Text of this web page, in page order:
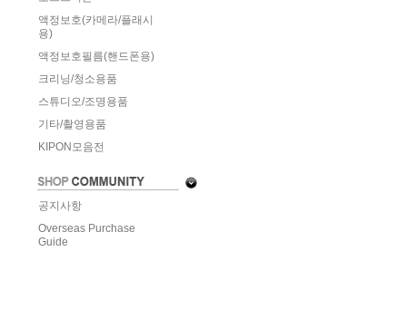
액정보호(카메라/플래시
용)
액정보호필름(핸드폰용)
크리닝/청소용품
스튜디오/조명용품
기타/촬영용품
KIPON모음전
공지사항
Overseas Purchase
Guide